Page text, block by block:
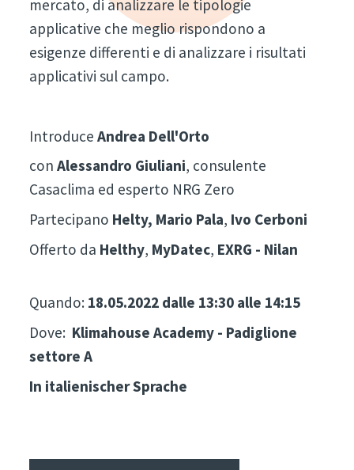
mercato, di analizzare le tipologie
applicative che meglio rispondono a
esigenze differenti e di analizzare i risultati
applicativi sul campo.
IntroduceAndrea Dell'Orto
conAlessandro Giuliani, consulente
Casaclima ed esperto NRG Zero
Partecipano Helty, Mario Pala, Ivo Cerboni
Offerto da Helthy, MyDatec, EXRG - Nilan
Quando: 18.05.2022 dalle 13:30 alle 14:15
Dove: Klimahouse Academy - Padiglione
settore A
In italienischer Sprache